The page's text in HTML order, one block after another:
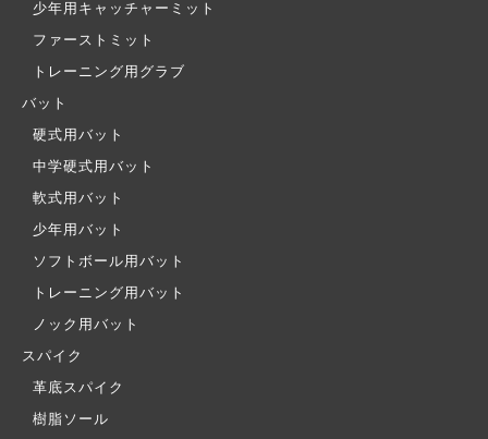
少年用キャッチャーミット
ファーストミット
トレーニング用グラブ
バット
硬式用バット
中学硬式用バット
軟式用バット
少年用バット
ソフトボール用バット
トレーニング用バット
ノック用バット
スパイク
革底スパイク
樹脂ソール